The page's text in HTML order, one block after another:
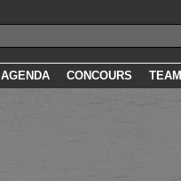
AGENDA CONCOURS TEAM